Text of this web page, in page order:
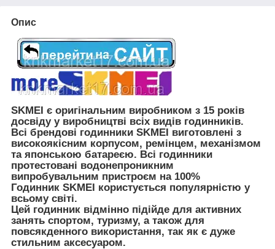
Опис
SKMEI є оригінальним виробником з 15 років
досвіду у виробництві всіх видів годинників.
Всі брендові годинники SKMEI виготовлені з
високоякісним корпусом, ремінцем, механізмом
та японською батареєю. Всі годинники
протестовані водонепроникним
випробувальним пристроєм на 100%
Годинник SKMEI користується популярністю у
всьому світі.
Цей годинник відмінно підійде для активних
занять спортом, туризму, а також для
повсякденного використання, так як є дуже
стильним аксесуаром.